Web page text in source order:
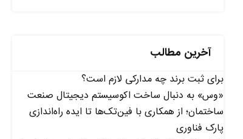
آخرین مطالب
برای ثبت برند چه مدارکی لازم است؟
«وس» به دنبال ساخت اکوسیستم دیجیتال صنعت
ساختمان؛ از همکاری با فین‌تک‌ها تا ایده راه‌اندازی
پارک فناوری